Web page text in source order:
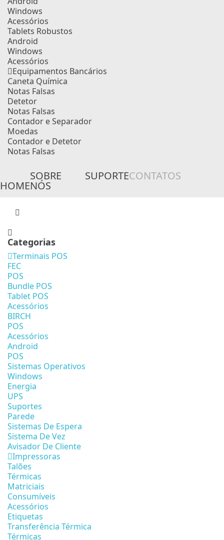
Windows
Acessórios
Tablets Robustos
Android
Windows
Acessórios
Equipamentos Bancários
Caneta Química
Notas Falsas
Detetor
Notas Falsas
Contador e Separador
Moedas
Contador e Detetor
Notas Falsas
HOME
SOBRE
NÓS
SUPORTECONTATOS
Categorias
Terminais POS
FEC
POS
Bundle POS
Tablet POS
Acessórios
BIRCH
POS
Acessórios
Android
POS
Sistemas Operativos
Windows
Energia
UPS
Suportes
Parede
Sistemas De Espera
Sistema De Vez
Avisador De Cliente
Impressoras
Talões
Térmicas
Matriciais
Consumíveis
Acessórios
Etiquetas
Transferência Térmica
Térmicas